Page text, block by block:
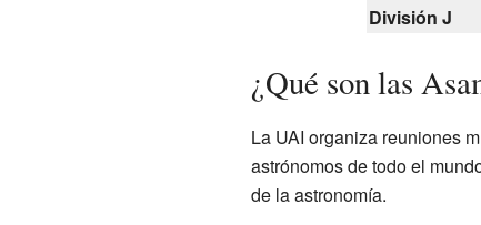
División J
¿Qué son las
La UAI organiza reuniones
astrónomos de todo el
de la astronomía.